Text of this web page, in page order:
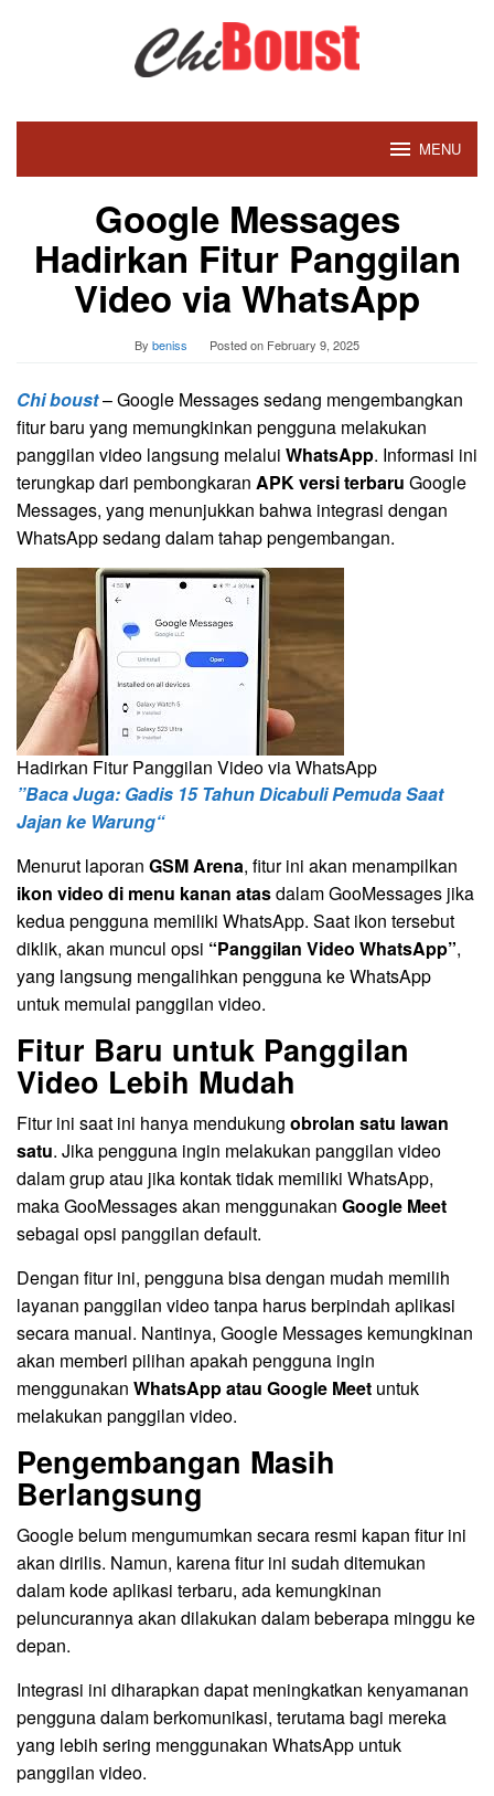
MENU
Google Messages
Hadirkan Fitur Panggilan
Video via WhatsApp
By beniss Posted on February 9, 2025
Chi boust– Google Messages sedang mengembangkan
fitur baru yang memungkinkan pengguna melakukan
panggilan video langsung melalui WhatsApp. Informasi ini
terungkap dari pembongkaran APK versi terbaru Google
Messages, yang menunjukkan bahwa integrasi dengan
WhatsApp sedang dalam tahap pengembangan.
Hadirkan Fitur Panggilan Video via WhatsApp
”Baca Juga: Gadis 15 Tahun Dicabuli Pemuda Saat
Jajan ke Warung“
Menurut laporan GSM Arena, fitur ini akan menampilkan
ikon video di menu kanan atasdalam GooMessages jika
kedua pengguna memiliki WhatsApp. Saat ikon tersebut
diklik, akan muncul opsi “Panggilan Video WhatsApp”,
yang langsung mengalihkan pengguna ke WhatsApp
untuk memulai panggilan video.
Fitur Baru untuk Panggilan
Video Lebih Mudah
Fitur ini saat ini hanya mendukung obrolan satu lawan
satu. Jika pengguna ingin melakukan panggilan video
dalam grup atau jika kontak tidak memiliki WhatsApp,
maka GooMessages akan menggunakan Google Meet
sebagai opsi panggilan default.
Dengan fitur ini, pengguna bisa dengan mudah memilih
layanan panggilan video tanpa harus berpindah aplikasi
secara manual. Nantinya, Google Messages kemungkinan
akan memberi pilihan apakah pengguna ingin
menggunakan WhatsApp atau Google Meet untuk
melakukan panggilan video.
Pengembangan Masih
Berlangsung
Google belum mengumumkan secara resmi kapan fitur ini
akan dirilis. Namun, karena fitur ini sudah ditemukan
dalam kode aplikasi terbaru, ada kemungkinan
peluncurannya akan dilakukan dalam beberapa minggu ke
depan.
Integrasi ini diharapkan dapat meningkatkan kenyamanan
pengguna dalam berkomunikasi, terutama bagi mereka
yang lebih sering menggunakan WhatsApp untuk
panggilan video.